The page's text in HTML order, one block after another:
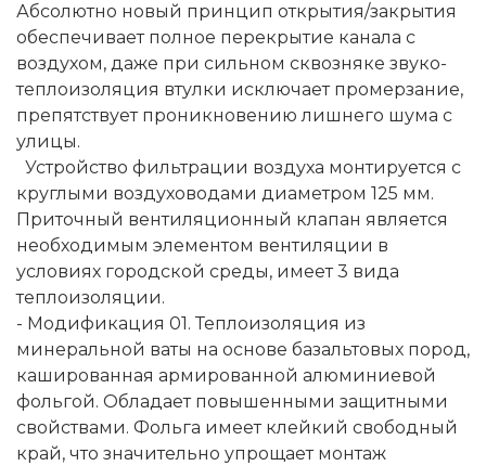
Абсолютно новый принцип открытия/закрытия
обеспечивает полное перекрытие канала с
воздухом, даже при сильном сквозняке звуко-
теплоизоляция втулки исключает промерзание,
препятствует проникновению лишнего шума с
улицы.
Устройство фильтрации воздуха монтируется с
круглыми воздуховодами диаметром 125 мм.
Приточный вентиляционный клапан является
необходимым элементом вентиляции в
условиях городской среды, имеет 3 вида
теплоизоляции.
- Модификация 01. Теплоизоляция из
минеральной ваты на основе базальтовых пород,
кашированная армированной алюминиевой
фольгой. Обладает повышенными защитными
свойствами. Фольга имеет клейкий свободный
край, что значительно упрощает монтаж